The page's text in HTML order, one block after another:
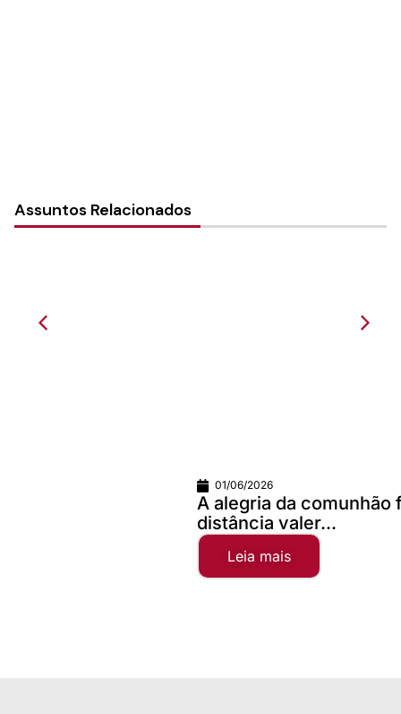
Assuntos Relacionados
A alegria da comunhão faz qualquer